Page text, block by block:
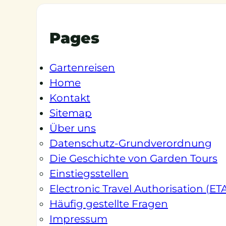
Pages
Gartenreisen
Home
Kontakt
Sitemap
Über uns
Datenschutz-Grundverordnung
Die Geschichte von Garden Tours
Einstiegsstellen
Electronic Travel Authorisation
Häufig gestellte Fragen
Impressum